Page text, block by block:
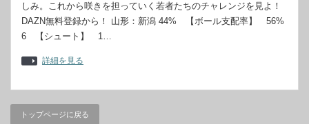
しみ。これから咲きを担っていく若者たちのチャレンジを見よ！
DAZN無料登録から！ 山形：新潟 44% 【ボール支配率】 56%
6 【シュート】 1…
詳細を見る
トップページに戻る